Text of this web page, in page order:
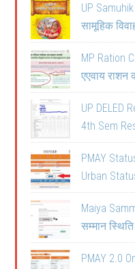
UP
सामूहिक
MP Ration
एएवाय राशन
UP DELED
4th Sem
PMAY
Urban
Maiya
सम्मान
PMAY 2.0